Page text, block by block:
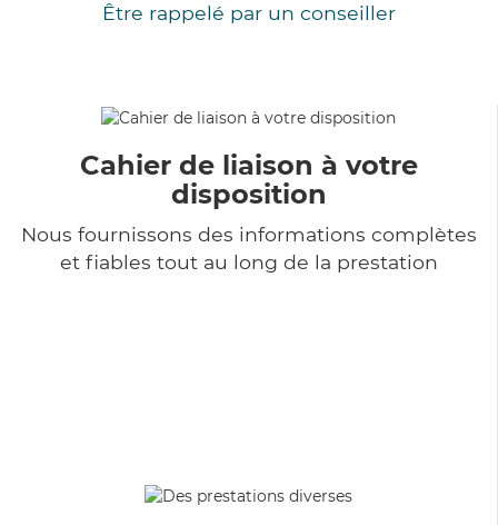
Être rappelé par un conseiller
Cahier de liaison à votre
disposition
Nous fournissons des informations complètes
et fiables tout au long de la prestation